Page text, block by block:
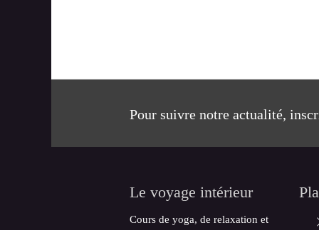
Pour suivre notre actualité,
Le voyage intérieur
Cours de yoga, de relaxation et